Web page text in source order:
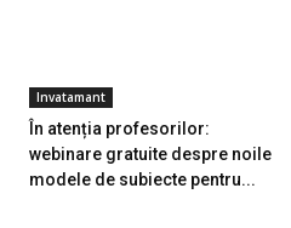
Invatamant
În atenția profesorilor:
webinare gratuite despre noile
modele de subiecte pentru...